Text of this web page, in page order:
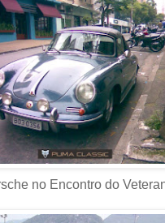
no Encontro do